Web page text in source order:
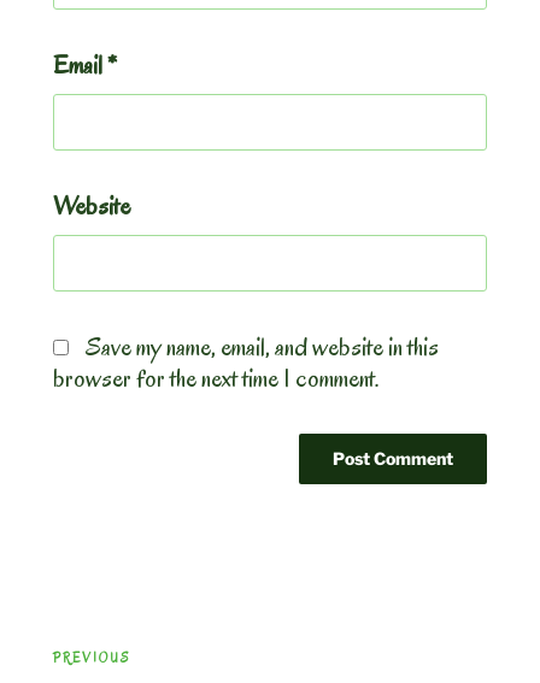
Email*
Website
Save my name, email, and website in this
browser for the next time I comment.
navigation
Previous
PREVIOUS